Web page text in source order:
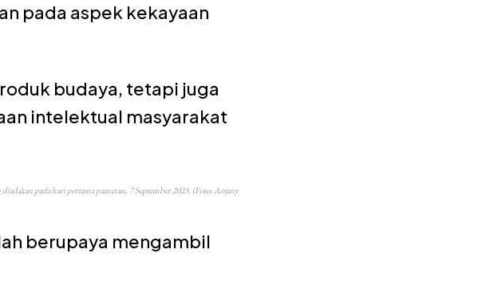
pada aspek kekayaan
budaya, tetapi juga
intelektual masyarakat
pada hari pertama pameran, 7 September 2023. (Foto: Anjany
berupaya mengambil